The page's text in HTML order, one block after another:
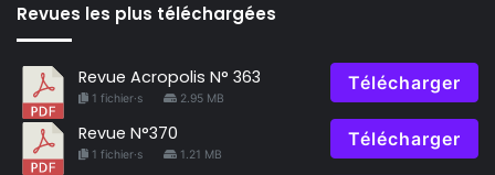
Revues les plus téléchargées
Revue Acropolis N° 363
1 fichier·s 2.95 MB
Télécharger
Revue N°370
1 fichier·s 1.21 MB
Télécharger